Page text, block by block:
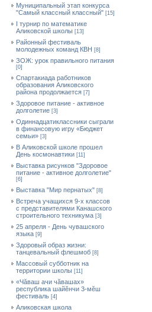
Муниципальный этап конкурса
"Самый классный классный" [15]
I турнир по математике
Аликовской школы [13]
Районный фестиваль
молодежных команд КВН [8]
ЗОЖ: урок правильного питания
[0]
Спартакиада работников
образования Аликовского
района продолжается [7]
Здоровое питание - активное
долголетие [3]
Одиннадцатиклассники сыграли
в финансовую игру «Бюджет
семьи» [3]
В Аликовской школе прошел
День космонавтики [11]
Выставка рисунков "Здоровое
питание - активное долголетие"
[6]
Выставка "Мир пернатых" [8]
Встреча учащихся 9-х классов
с представителями Канашского
строительного техникума [3]
25 апреля - День чувашского
языка [9]
Здоровый образ жизни:
танцевальный флешмоб [8]
Массовый субботник на
территории школы [11]
«Чăваш ачи чăвашах»
республика шайĕнчи 3-мĕш
фестиваль [4]
Аликовская школа